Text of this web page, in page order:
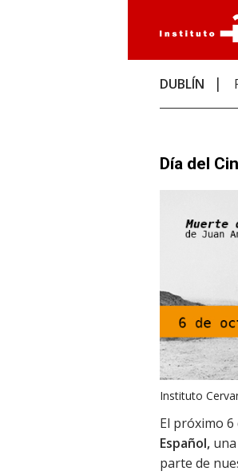
DUBLÍN
Día del
Instituto
El próximo
Español,
parte de